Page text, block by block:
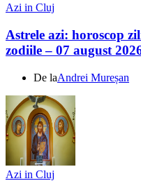
Azi in Cluj
Astrele azi: horoscop
zodiile – 07 august
De laAndrei Mureșan
Azi in Cluj